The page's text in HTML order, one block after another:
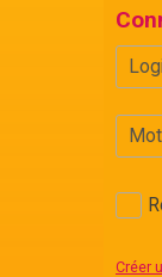
Créer